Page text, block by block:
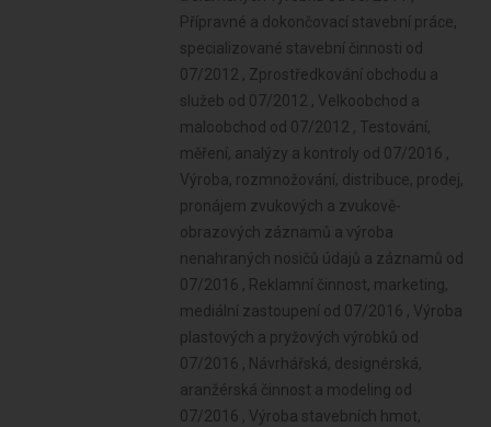
Přípravné a dokončovací stavební práce,
specializované stavební činnosti od
07/2012 , Zprostředkování obchodu a
služeb od 07/2012 , Velkoobchod a
maloobchod od 07/2012 , Testování,
měření, analýzy a kontroly od 07/2016 ,
Výroba, rozmnožování, distribuce, prodej,
pronájem zvukových a zvukově-
obrazových záznamů a výroba
nenahraných nosičů údajů a záznamů od
07/2016 , Reklamní činnost, marketing,
mediální zastoupení od 07/2016 , Výroba
plastových a pryžových výrobků od
07/2016 , Návrhářská, designérská,
aranžérská činnost a modeling od
07/2016 , Výroba stavebních hmot,